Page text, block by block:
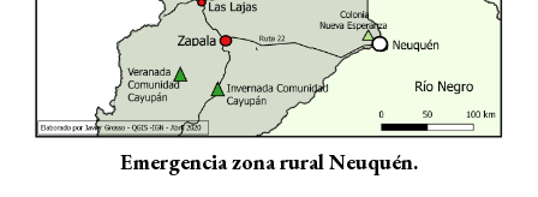
Emergencia zona rural Neuquén.